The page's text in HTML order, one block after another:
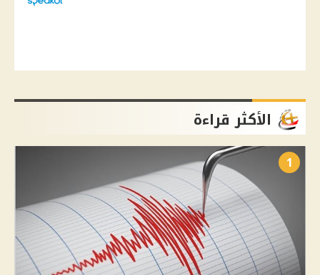
الأكثر قراءة
1